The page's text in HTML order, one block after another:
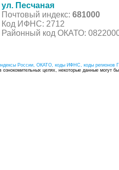
ул. Песчаная
Почтовый индекс: 681000
Код ИФНС: 2712
Районный код ОКАТО:
России, ОКАТО, коды ИФНС, коды регионов
целях, некоторые данные могут